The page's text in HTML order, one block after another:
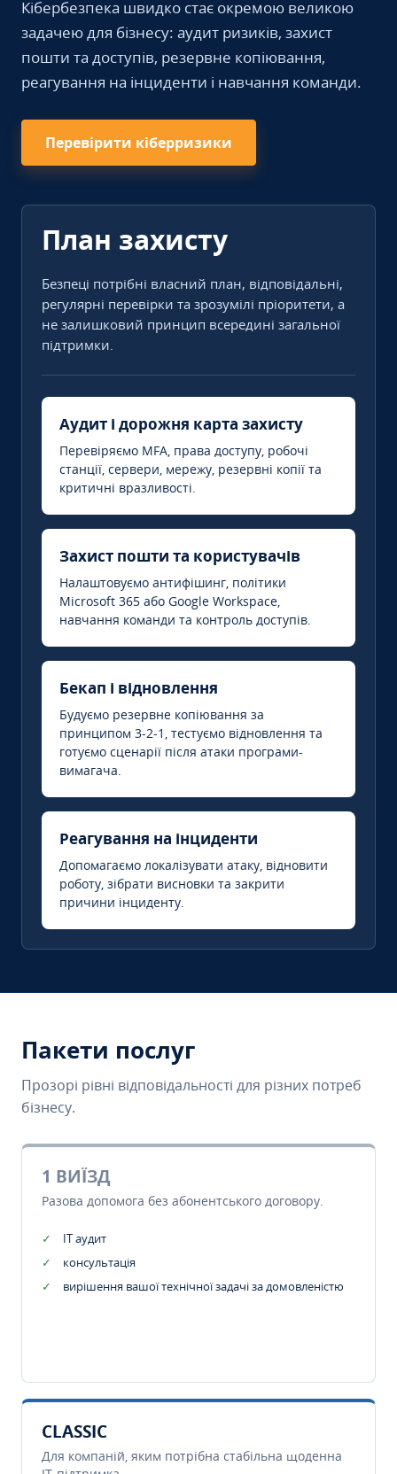
Кібербезпека швидко стає окремою великою
задачею для бізнесу: аудит ризиків, захист
пошти та доступів, резервне копіювання,
реагування на інциденти і навчання команди.
Перевірити кіберризики
План захисту
Безпеці потрібні власний план, відповідальні,
регулярні перевірки та зрозумілі пріоритети, а
не залишковий принцип всередині загальної
підтримки.
Аудит і дорожня карта захисту
Перевіряємо MFA, права доступу, робочі
станції, сервери, мережу, резервні копії та
критичні вразливості.
Захист пошти та користувачів
Налаштовуємо антифішинг, політики
Microsoft 365 або Google Workspace,
навчання команди та контроль доступів.
Бекап і відновлення
Будуємо резервне копіювання за
принципом 3-2-1, тестуємо відновлення та
готуємо сценарії після атаки програми-
вимагача.
Реагування на інциденти
Допомагаємо локалізувати атаку, відновити
роботу, зібрати висновки та закрити
причини інциденту.
Пакети послуг
Прозорі рівні відповідальності для різних потреб
бізнесу.
1 ВИЇЗД
Разова допомога без абонентського договору.
IT аудит
консультація
вирішення вашої технічної задачі за домовленістю
CLASSIC
Для компаній, яким потрібна стабільна щоденна